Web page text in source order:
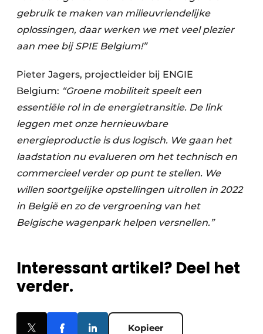
gebruik te maken van milieuvriendelijke
oplossingen, daar werken we met veel plezier
aan mee bij SPIE Belgium!”
Pieter Jagers, projectleider bij ENGIE
Belgium: “Groene mobiliteit speelt een
essentiële rol in de energietransitie. De link
leggen met onze hernieuwbare
energieproductie is dus logisch. We gaan het
laadstation nu evalueren om het technisch en
commercieel verder op punt te stellen. We
willen soortgelijke opstellingen uitrollen in 2022
in België en zo de vergroening van het
Belgische wagenpark helpen versnellen.”
Interessant artikel? Deel het
verder.
Kopieer